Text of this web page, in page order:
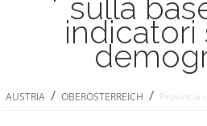
sulla
indicatori
AUSTRIA / OBERÖSTERREICH / Provincia